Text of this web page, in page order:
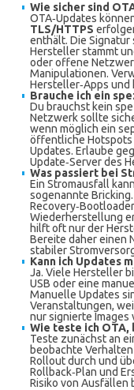
Wie sicher sind
OTA‑Updates
TLS/HTTPS
enthält. Die Signatur
Hersteller stammt
oder offene
Manipulationen.
Hersteller‑Apps
Brauche ich ein
Du brauchst kein
Netzwerk sollte
wenn möglich ein
öffentliche Hotspots
Updates. Erlaube
Update‑Server des
Was passiert bei
Ein Stromausfall
sogenannte
Wiederherstellung
hilft oft nur der
Bereite daher einen
stabiler
Kann ich Updates
Ja. Viele Hersteller
USB oder eine
Manuelle Updates
Veranstaltungen,
nur signierte
Wie teste ich
Teste zunächst an
beobachte
Rollout durch und
Rollback‑Plan und
Risiko von Ausfällen